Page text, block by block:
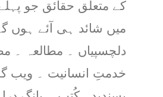
کے متعلق حقائق جو
میں شائد ہی آئے ہوں
دلچسپیاں ۔ مطالعہ ۔
خدمتِ انسانیت ۔ ویب